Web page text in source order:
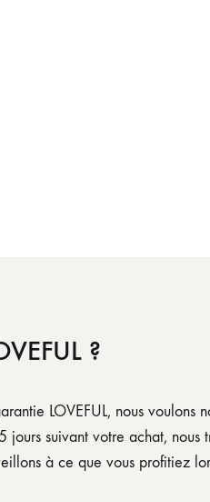
?
LOVEFUL, nous voulons
suivant votre achat, nous
à ce que vous profitiez